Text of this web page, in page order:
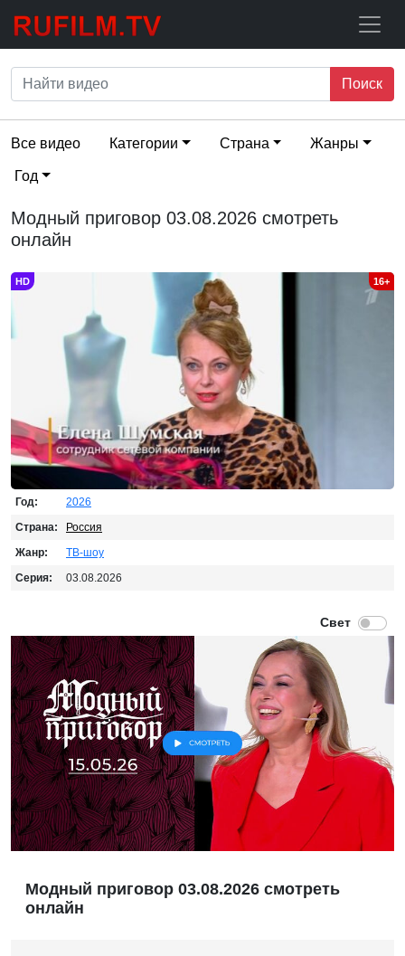
Поиск
Все видео Категории Страна Жанры
Год
Модный приговор 03.08.2026 смотреть
онлайн
HD 16+
Год:
2026
Страна:
Россия
Жанр:
ТВ-шоу
Серия:
03.08.2026
Модный приговор 03.08.2026 смотреть
онлайн